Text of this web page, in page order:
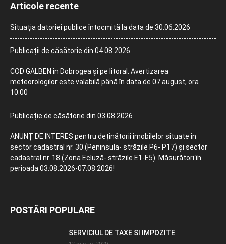
Articole recente
Situația datoriei publice întocmită la data de 30.06.2026
Publicații de căsătorie din 04.08.2026
COD GALBEN în Dobrogea și pe litoral. Avertizarea
meteorologilor este valabilă până în data de 07 august, ora
10:00
Publicație de căsătorie din 03.08.2026
ANUNȚ DE INTERES pentru deținătorii imobilelor situate în
sector cadastral nr. 30 (Peninsula- străzile P6- P17) și sector
cadastral nr. 18 (Zona Ecluză- străzile E1-E5). Măsurători în
perioada 03.08.2026-07.08.2026!
POSTĂRI POPULARE
SERVICIUL DE TAXE SI IMPOZITE